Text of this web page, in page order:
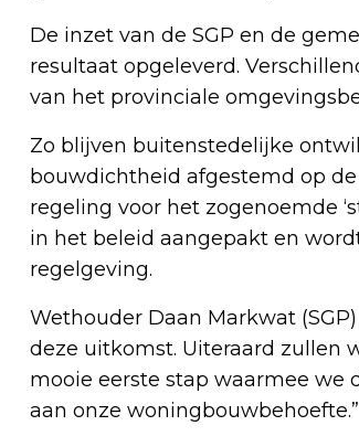
De inzet van de SGP en de
resultaat opgeleverd.
van het provinciale
Zo blijven buitenstedelijke
bouwdichtheid afgestemd op
regeling voor het zogenoemde
in het beleid aangepakt en
regelgeving.
Wethouder Daan Markwat
deze uitkomst. Uiteraard zullen
mooie eerste stap waarmee we
aan onze woningbouwbehoefte.”